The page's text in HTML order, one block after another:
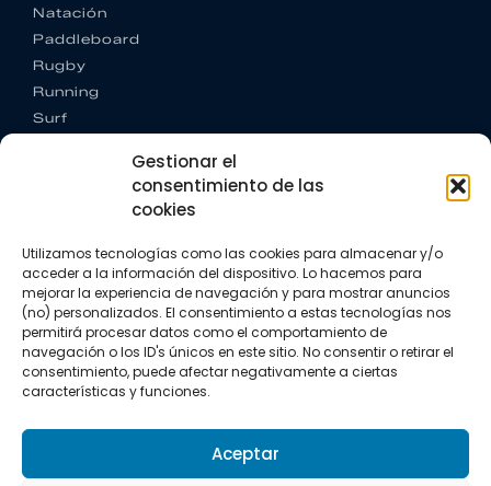
Gestionar el
consentimiento de las
cookies
Utilizamos tecnologías como las cookies para almacenar y/o
acceder a la información del dispositivo. Lo hacemos para
mejorar la experiencia de navegación y para mostrar anuncios
(no) personalizados. El consentimiento a estas tecnologías nos
permitirá procesar datos como el comportamiento de
navegación o los ID's únicos en este sitio. No consentir o retirar el
consentimiento, puede afectar negativamente a ciertas
características y funciones.
Aceptar
Natación
Paddleboard
Rugby
Running
Surf
CONTACTO
+34 662 342 177
info@vkssport.com
SÍGUENOS
Política de privacidad
Política de cookies